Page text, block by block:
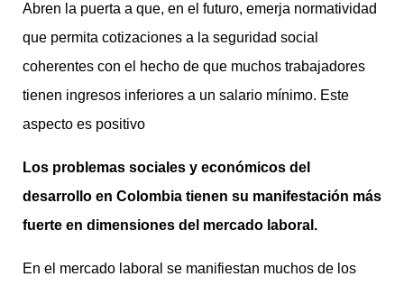
Abren la puerta a que, en el futuro, emerja normatividad
que permita cotizaciones a la seguridad social
coherentes con el hecho de que muchos trabajadores
tienen ingresos inferiores a un salario mínimo. Este
aspecto es positivo
Los problemas sociales y económicos del
desarrollo en Colombia tienen su manifestación más
fuerte en dimensiones del mercado laboral.
En el mercado laboral se manifiestan muchos de los